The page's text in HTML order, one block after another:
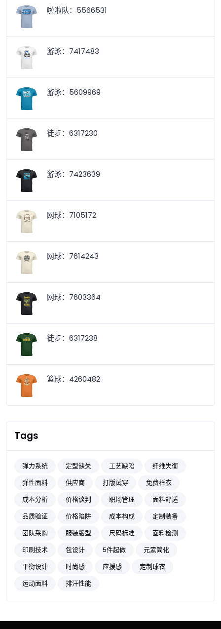
啦啦队：5566531
游泳：7417483
游泳：5609969
徒步：6317230
游泳：7423639
网球：7105172
网球：7614243
网球：7603364
徒步：6317238
篮球：4260482
Tags
弹力系统 定型缺失 工艺缺陷
纤维失衡
弹性面料
供应商 打版试穿
免费样衣
成本分析
价格谈判 职场管理
面料舒适
品质验证
价格陷阱 成本构成
定制装备
团队采购
服装版型 尺码标准
面料检测
印刷技术
包设计 5件起做
元素简化
平衡设计
时尚感 应援感
定制球衣
运动面料
排汗性能